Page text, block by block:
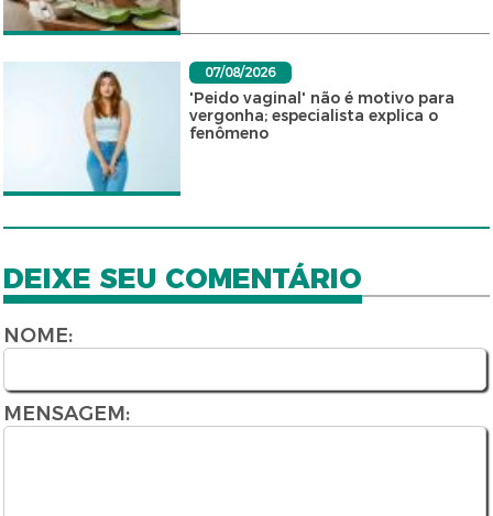
07/08/2026
'Peido vaginal' não é motivo para
vergonha; especialista explica o
fenômeno
DEIXE SEU COMENTÁRIO
NOME:
MENSAGEM: